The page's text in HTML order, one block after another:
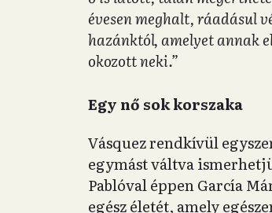
évesen meghalt, ráadásul
hazánktól, amelyet annak
okozott neki.”
Egy nő sok korszaka
Vásquez rendkívül
egymást váltva
Pablóval éppen García
egész életét, amely